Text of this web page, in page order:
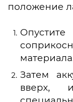
положение
Затем
вверх,